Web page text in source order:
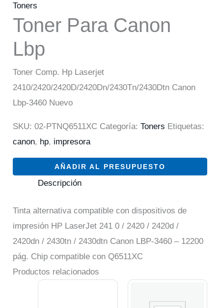
Toners
Toner Para Canon
Lbp
Toner Comp. Hp Laserjet
2410/2420/2420D/2420Dn/2430Tn/2430Dtn Canon
Lbp-3460 Nuevo
SKU:02-PTNQ6511XC Categoría:Toners Etiquetas:
canon, hp, impresora
AÑADIR AL PRESUPUESTO
Descripción
Tinta alternativa compatible con dispositivos de
impresión HP LaserJet 241 0 / 2420 / 2420d /
2420dn / 2430tn / 2430dtn Canon LBP-3460 – 12200
pág. Chip compatible con Q6511XC
Productos relacionados